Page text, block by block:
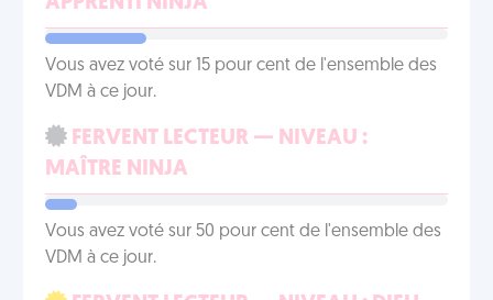
Vous avez voté sur 15 pour cent de l'ensemble des
VDM à ce jour.
FERVENT LECTEUR — NIVEAU :
MAÎTRE NINJA
Vous avez voté sur 50 pour cent de l'ensemble des
VDM à ce jour.